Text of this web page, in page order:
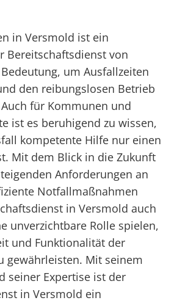
in Versmold ist ein
Bereitschaftsdienst von
um Ausfallzeiten
den reibungslosen Betrieb
für Kommunen und
ist es beruhigend zu wissen,
kompetente Hilfe nur einen
Mit dem Blick in die Zukunft
Anforderungen an
Notfallmaßnahmen
in Versmold auch
unverzichtbare Rolle spielen,
und Funktionalität der
gewährleisten. Mit seinem
seiner Expertise ist der
in Versmold ein